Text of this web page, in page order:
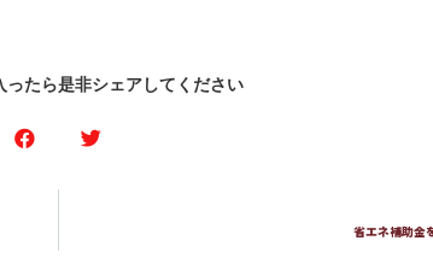
ったら是非シェアしてください
省エネ補助金